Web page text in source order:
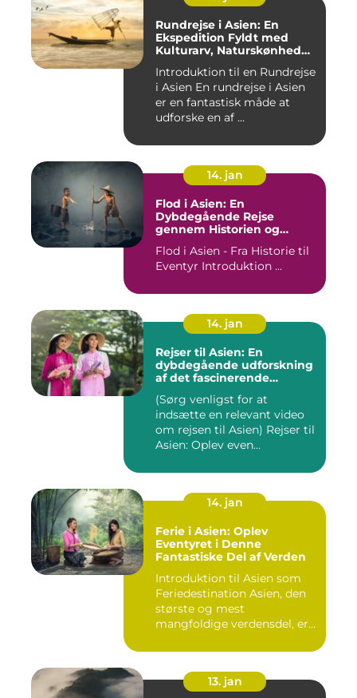
Rundrejse i Asien: En
Ekspedition Fyldt med
Kulturarv, Naturskønhed
Introduktion til en Rundrejse
i Asien En rundrejse i Asien
er en fantastisk måde at
udforske en af ...
14. jan
Flod i Asien: En
Dybdegående Rejse
gennem Historien og
Flod i Asien - Fra Historie til
Eventyr Introduktion ...
14. jan
Rejser til Asien: En
dybdegående udforskning
af det fascinerende
(Sørg venligst for at
indsætte en relevant video
om rejsen til Asien) Rejser til
Asien: Oplev even...
14. jan
Ferie i Asien: Oplev
Eventyret i Denne
Fantastiske Del af Verden
Introduktion til Asien som
Feriedestination Asien, den
største og mest
mangfoldige verdensdel, er
13. jan